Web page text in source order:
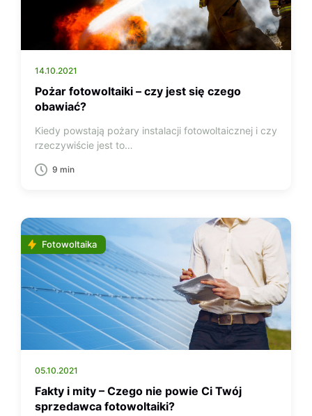
14.10.2021
Pożar fotowoltaiki – czy jest się czego
obawiać?
Kiedy powstają pożary instalacji fotowoltaicznej i czy
rzeczywiście jest to…
9 min
Fotowoltaika
05.10.2021
Fakty i mity – Czego nie powie Ci Twój
sprzedawca fotowoltaiki?